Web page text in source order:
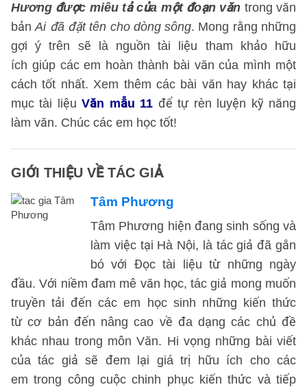
Hương được miêu tả của một đoạn văn trong văn
bảnAi đã đặt tên cho dòng sông. Mong rằng những
gợi ý trên sẽ là nguồn tài liệu tham khảo hữu
ích giúp các em hoàn thành bài văn của mình một
cách tốt nhất. Xem thêm các bài văn hay khác tại
mục tài liệuVăn mẫu 11 để tự rèn luyện kỹ năng
làm văn. Chúc các em học tốt!
GIỚI THIỆU VỀ TÁC GIẢ
Tâm Phương
Tâm Phương hiện đang sinh sống và
làm việc tại Hà Nội, là tác giả đã gắn
bó với Đọc tài liệu từ những ngày
đầu. Với niềm đam mê văn học, tác giả mong muốn
truyền tải đến các em học sinh những kiến thức
từ cơ bản đến nâng cao về đa dạng các chủ đề
khác nhau trong môn Văn. Hi vọng những bài viết
của tác giả sẽ đem lại giá trị hữu ích cho các
em trong công cuộc chinh phục kiến thức và tiếp